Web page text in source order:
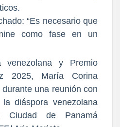
venezolana y Premio
2025, María Corina
una reunión con
diáspora venezolana
Ciudad de Panamá